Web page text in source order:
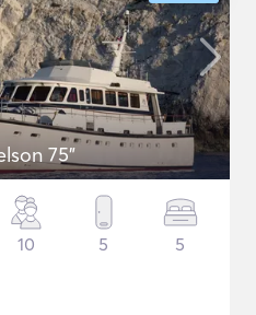
75"
10 5 5